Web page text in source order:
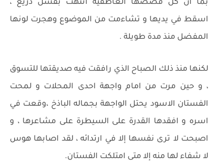
بما ان كل قصصها العاطفية انتهت بفشل ذريع ،
اسقط في يديها و تشاءمت من الموضوع وهجرت لونها
المفضل منذ مدة طويلة .
لكنها منذ ذلك الصباح الذي رافقت فيه صديقتها للتسوق
، و حين مرت من امام واجهة احدى المحلات و لمحت
الفستان الاسود يحتل الواجهة بجماله الباذخ ،وقعت في
اسره و افقدها القدرة على السيطرة على مشاعرها ، و
اصبحت لا ترى نفسها إلا في ارتدائه ، لقد اصابها هوس
لا شفاء لها منه إلا متى امتلكت الفستان.